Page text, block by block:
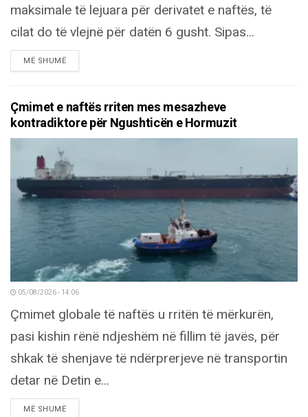
maksimale të lejuara për derivatet e naftës, të
cilat do të vlejnë për datën 6 gusht. Sipas...
MË SHUMËDETAILS
Çmimet e naftës rriten mes mesazheve
kontradiktore për Ngushticën e Hormuzit
05/08/2026 - 14:06
Çmimet globale të naftës u rritën të mërkurën,
pasi kishin rënë ndjeshëm në fillim të javës, për
shkak të shenjave të ndërprerjeve në transportin
detar në Detin e...
MË SHUMËDETAILS